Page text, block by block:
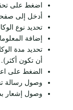
اضغط على
أدخل إلى
تحديد نوع
إضافة
تحديد مدة
أن تكون أكثر).
الضغط على
وصول رسالة
وصول إشعار